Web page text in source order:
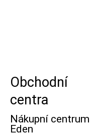
Obchodní
centra
Nákupní centrum
Eden